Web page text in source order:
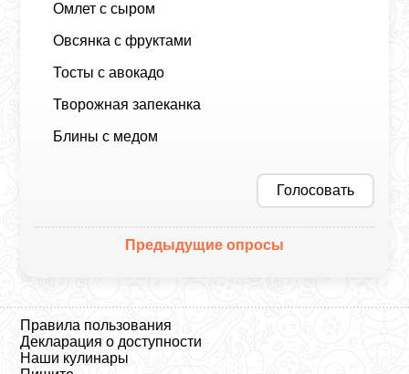
Омлет с сыром
Овсянка с фруктами
Тосты с авокадо
Творожная запеканка
Блины с медом
Голосовать
Предыдущие опросы
Правила пользования
Декларация о доступности
Наши кулинары